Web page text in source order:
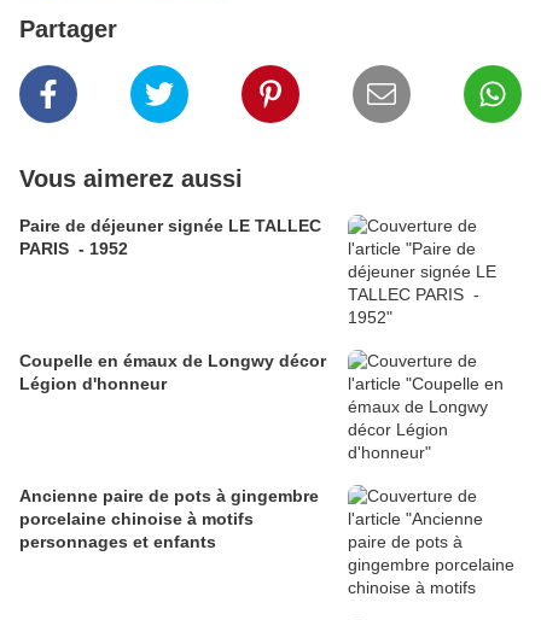
Partager
Vous aimerez aussi
Paire de déjeuner signée LE TALLEC
PARIS - 1952
Coupelle en émaux de Longwy décor
Légion d'honneur
Ancienne paire de pots à gingembre
porcelaine chinoise à motifs
personnages et enfants